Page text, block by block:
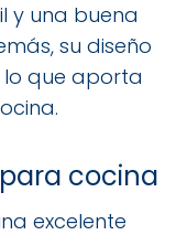
y una buena
su diseño
lo que aporta
cocina
excelente